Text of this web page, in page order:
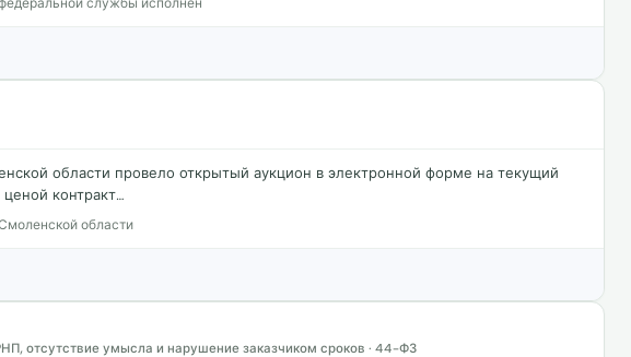
области провело открытый аукцион в электронной форме на текущий
контракт…
области
отсутствие умысла и нарушение заказчиком сроков · 44-ФЗ